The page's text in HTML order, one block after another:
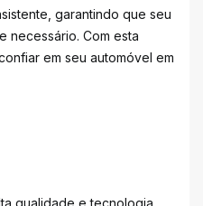
garantindo que seu
necessário. Com esta
em seu automóvel em